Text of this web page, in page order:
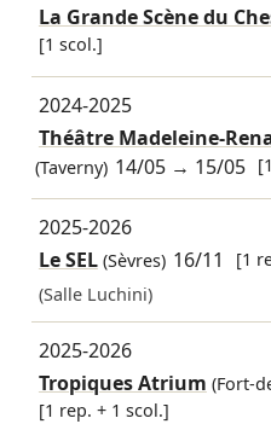
La Grande Scène du
[1 scol.]
2024-2025
Théâtre Madeleine-
(Taverny) 14/05 → 15/05
2025-2026
Le SEL(Sèvres) 16/11
[1
(Salle Luchini)
2025-2026
Tropiques Atrium (Fort-
[1 rep. + 1 scol.]